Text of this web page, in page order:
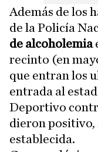
Además de los
de la Policía
de alcoholemia
recinto (en
que entran los
entrada al
Deportivo
dieron positivo,
establecida.